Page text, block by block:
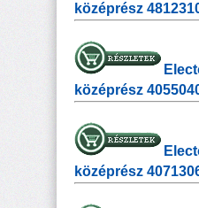
középrész
középrész
középrész